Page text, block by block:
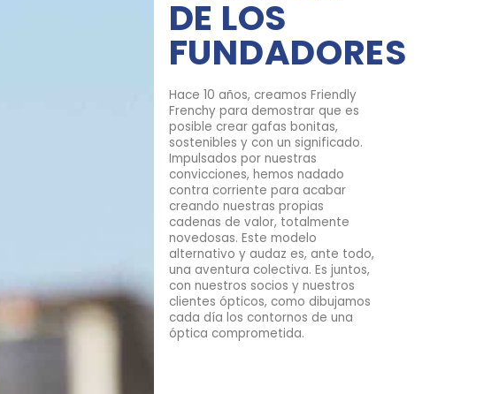
DE LOS
FUNDADORES
Hace 10 años, creamos Friendly
Frenchy para demostrar que es
posible crear gafas bonitas,
sostenibles y con un significado.
Impulsados por nuestras
convicciones, hemos nadado
contra corriente para acabar
creando nuestras propias
cadenas de valor, totalmente
novedosas. Este modelo
alternativo y audaz es, ante todo,
una aventura colectiva. Es juntos,
con nuestros socios y nuestros
clientes ópticos, como dibujamos
cada día los contornos de una
óptica comprometida.